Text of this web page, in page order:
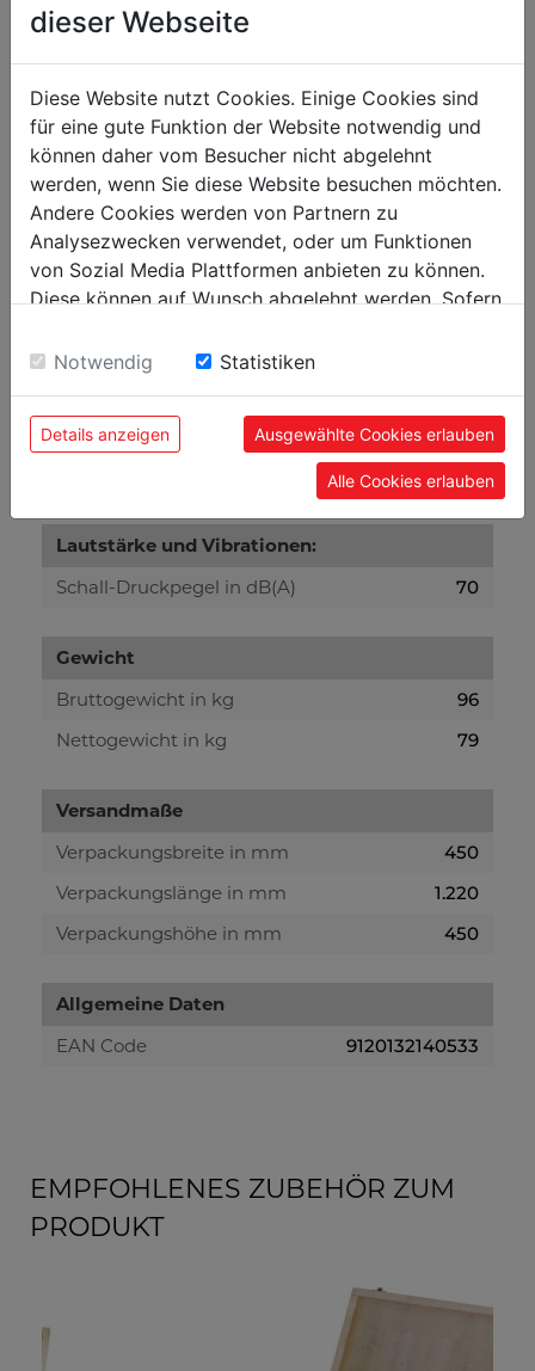
Drehspindeldrehzahl in min-1
Spindelbohrung in mm
38
Spindel Konus
MK5 / MT5
Reitstockkonus
MK2 / MT2
Längsvorschub
0,11 | 0,152 | 0,198 mm/U
Verfahrweg Längsschlitten in mm
Verfahrweg Querschlitten in mm
75
Verfahrweg Oberschlitten in mm
55
Pinolenweg in mm
Gewinde Metrisch in mm/r
0,3 - 3
Gewinde Zoll
10 - 44 TPI
12 x 12
Lautstärke und Vibrationen:
Schall-Druckpegel in dB(A)
70
Gewicht
Bruttogewicht in kg
96
Nettogewicht in kg
79
Versandmaße
Verpackungsbreite in mm
450
Verpackungslänge in mm
1.220
Verpackungshöhe in mm
450
Allgemeine Daten
EAN Code
9120132140533
EMPFOHLENES ZUBEHÖR ZUM
PRODUKT
dieser Webseite
Diese Website nutzt Cookies. Einige Cookies sind
für eine gute Funktion der Website notwendig und
können daher vom Besucher nicht abgelehnt
werden, wenn Sie diese Website besuchen möchten.
Andere Cookies werden von Partnern zu
Analysezwecken verwendet, oder um Funktionen
von Sozial Media Plattformen anbieten zu können.
Diese können auf Wunsch abgelehnt werden. Sofern
Einwilligung zu unseren Cookies.
Notwendig Statistiken
Details anzeigen Ausgewählte Cookies erlauben
Alle Cookies erlauben